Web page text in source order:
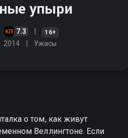
упыри
7.3 16+
2014 Ужасы
о том, как живут
Веллингтоне. Если